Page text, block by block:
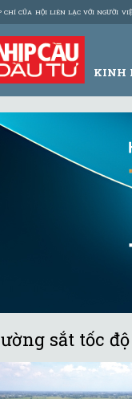
CHÍ CỦA HỘI LIÊN LẠC VỚI NGƯỜI
KINH
sắt tốc